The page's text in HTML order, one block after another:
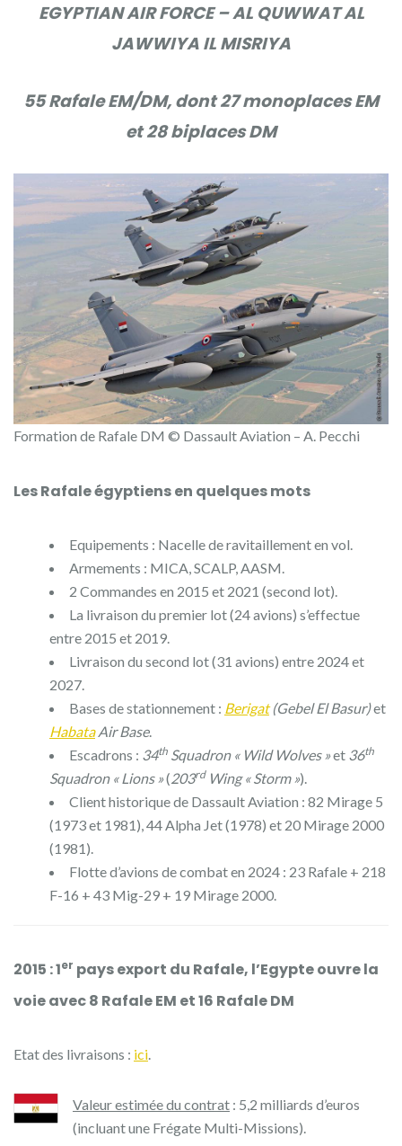
EGYPTIAN AIR FORCE – AL QUWWAT AL
JAWWIYA IL MISRIYA
55 Rafale EM/DM, dont 27 monoplaces EM
et 28 biplaces DM
Formation de Rafale DM © Dassault Aviation – A. Pecchi
Les Rafale égyptiens en quelques mots
Equipements : Nacelle de ravitaillement en vol.
Armements : MICA, SCALP, AASM.
2 Commandes en 2015 et 2021 (second lot).
La livraison du premier lot (24 avions) s’effectue
entre 2015 et 2019.
Livraison du second lot (31 avions) entre 2024 et
2027.
Bases de stationnement : Berigat(Gebel El Basur)et
HabataAir Base.
Escadrons : 34th Squadron « Wild Wolves »et 36th
Squadron « Lions »( 203rdWing « Storm »).
Client historique de Dassault Aviation : 82 Mirage 5
(1973 et 1981), 44 Alpha Jet (1978) et 20 Mirage 2000
(1981).
Flotte d’avions de combat en 2024 : 23 Rafale + 218
F-16 + 43 Mig-29 + 19 Mirage 2000.
2015 : 1er pays export du Rafale, l’Egypte ouvre la
voie avec 8 Rafale EM et 16 Rafale DM
Etat des livraisons : ici
Valeur estimée du contrat : 5,2 milliards d’euros
(incluant une Frégate Multi-Missions).